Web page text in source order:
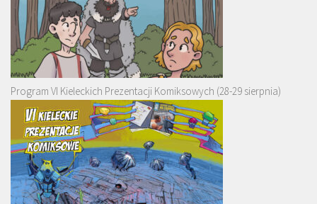
Program VI Kieleckich Prezentacji Komiksowych (28-29 sierpnia)